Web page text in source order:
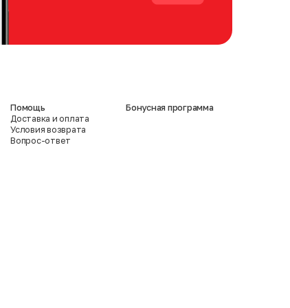
Помощь
Доставка и оплата
Условия возврата
Вопрос-ответ
Бонусная программа